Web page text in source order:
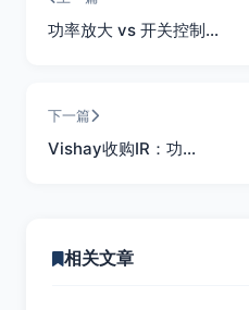
功率放大 vs 开关控制…
下一篇
Vishay收购IR：功…
相关文章